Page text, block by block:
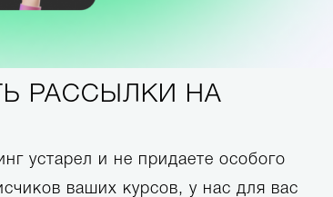
РАССЫЛКИ НА
устарел и не придаете особого
ваших курсов, у нас для вас